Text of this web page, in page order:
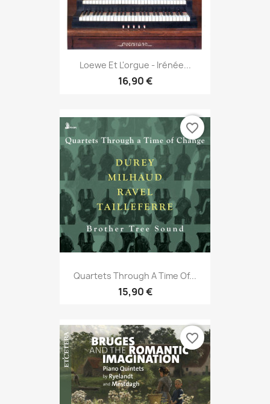
Loewe Et L'orgue - Irénée...
16,90 €
Quartets Through A Time Of...
15,90 €
favorite_border
favorite_border